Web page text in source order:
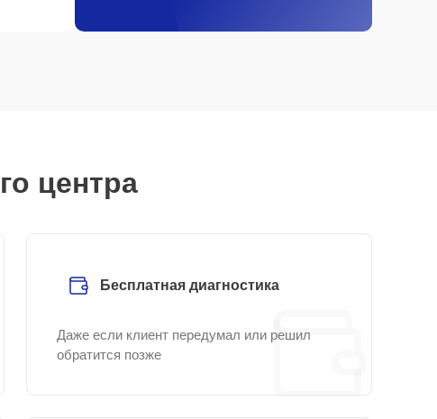
центра
Бесплатная диагностика
Даже если клиент передумал или решил
обратится позже